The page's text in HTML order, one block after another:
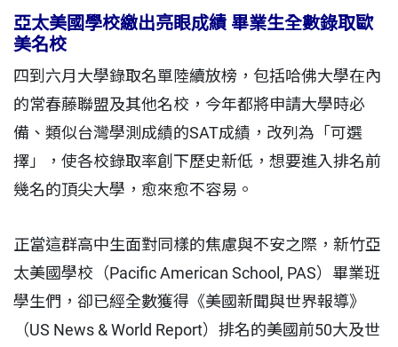
亞太美國學校繳出亮眼成績 畢業生全數錄取歐
美名校
四到六月大學錄取名單陸續放榜，包括哈佛大學在內
的常春藤聯盟及其他名校，今年都將申請大學時必
備、類似台灣學測成績的SAT成績，改列為「可選
擇」，使各校錄取率創下歷史新低，想要進入排名前
幾名的頂尖大學，愈來愈不容易。
正當這群高中生面對同樣的焦慮與不安之際，新竹亞
太美國學校（Pacific American School, PAS）畢業班
學生們，卻已經全數獲得《美國新聞與世界報導》
（US News & World Report）排名的美國前50大及世